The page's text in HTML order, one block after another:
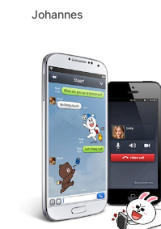
Johannes